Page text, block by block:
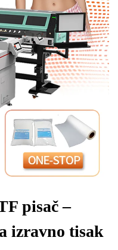
pisač –
izravno tisak